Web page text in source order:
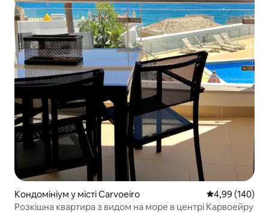
Кондомініум у місті Carvoeiro Середня
4,99 (140)
Розкішна квартира з видом на море в центрі Карвоейру